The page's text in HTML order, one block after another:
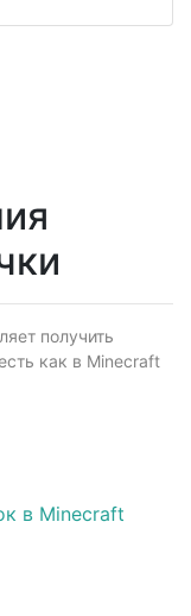
получить
как в Minecraft